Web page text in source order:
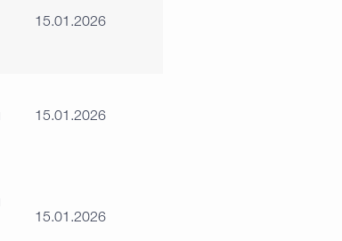
15.01.2026
15.01.2026
15.01.2026